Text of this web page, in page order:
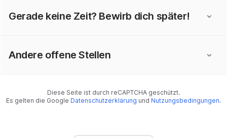
Gerade keine Zeit? Bewirb dich später!
Andere offene Stellen
Diese Seite ist durch reCAPTCHA geschützt.
Es gelten die Google Datenschutzerklärung und Nutzungsbedingungen.